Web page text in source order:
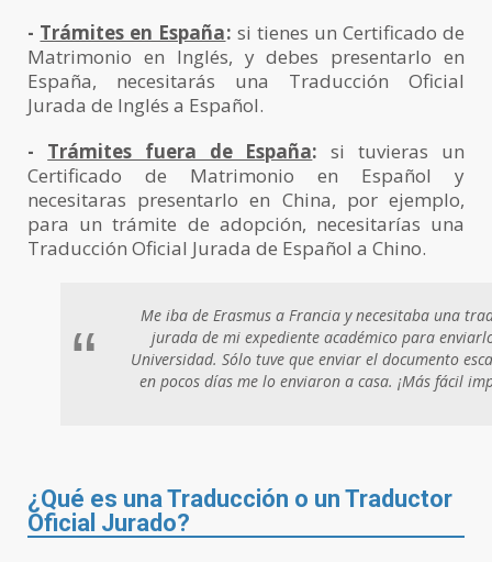
- Trámites en España: si tienes un Certificado de
Matrimonio en Inglés, y debes presentarlo en
España, necesitarás una Traducción Oficial
Jurada de Inglés a Español.
- Trámites fuera de España: si tuvieras un
Certificado de Matrimonio en Español y
necesitaras presentarlo en China, por ejemplo,
para un trámite de adopción, necesitarías una
Traducción Oficial Jurada de Español a Chino.
“
Me iba de Erasmus a Francia y necesitaba una
jurada de mi expediente académico para
Universidad. Sólo tuve que enviar el documento
en pocos días me lo enviaron a casa. ¡Más fácil
¿Qué es una Traducción o un Traductor
Oficial Jurado?